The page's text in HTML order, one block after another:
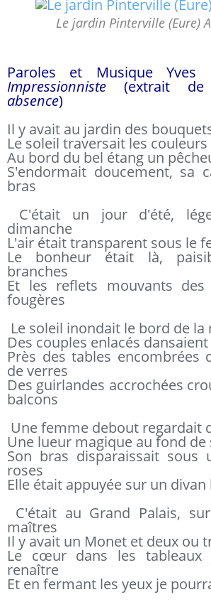
Le jardin Pinterville (Eure)
Paroles et Musique Yves
Impressionniste (extrait
absence)
Il y avait au jardin des
Le soleil traversait les
Au bord du bel étang un
S'endormait doucement, sa
bras
C'était un jour d'été,
dimanche
L'air était transparent sous le
Le bonheur était là,
branches
Et les reflets mouvants
fougères
Le soleil inondait le bord de la
Des couples enlacés
Près des tables encombrées
de verres
Des guirlandes accrochées
balcons
Une femme debout regardait
Une lueur magique au fond de
Son bras disparaissait sous
roses
Elle était appuyée sur un divan
C'était au Grand Palais,
maîtres
Il y avait un Monet et deux ou
Le cœur dans les tableaux
renaître
Et en fermant les yeux je